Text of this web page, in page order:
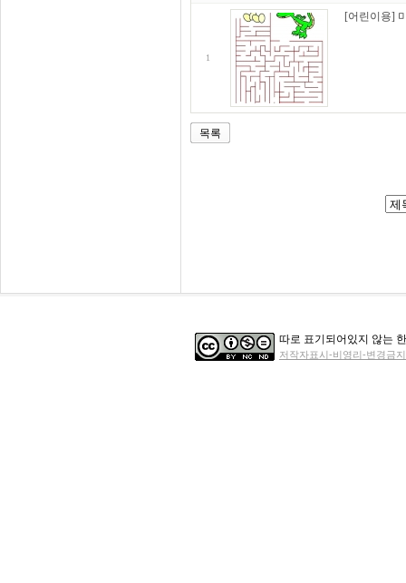
1
[어린이용]
목록
따로 표기되어있지 않는
저작자표시-비영리-변경금